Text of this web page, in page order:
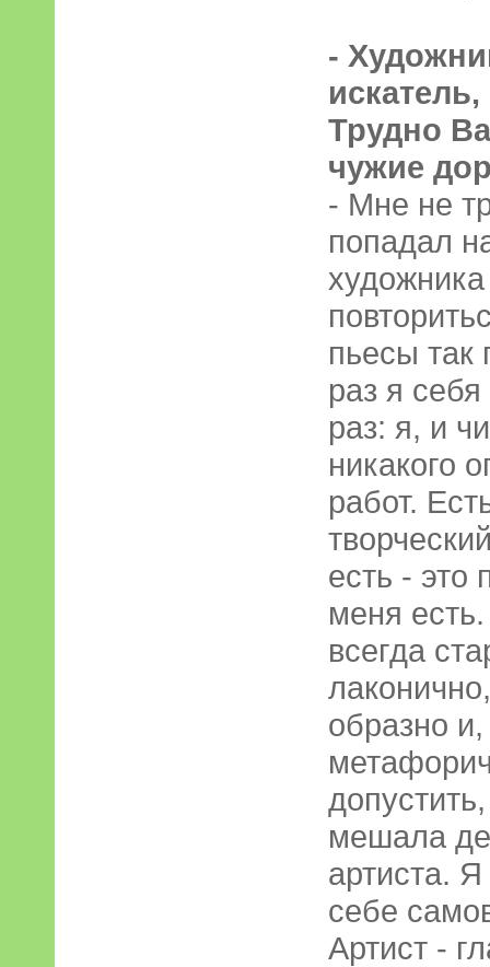
-
Трудно
чужие
- Мне не
попадал
пьесы так
раз я
раз: я, и
никакого
работ.
есть - это
меня
всегда
образно
мешала
артиста.
себе
Артист -